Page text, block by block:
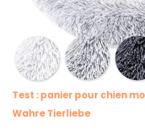
Test : panier pour chien
Wahre Tierliebe